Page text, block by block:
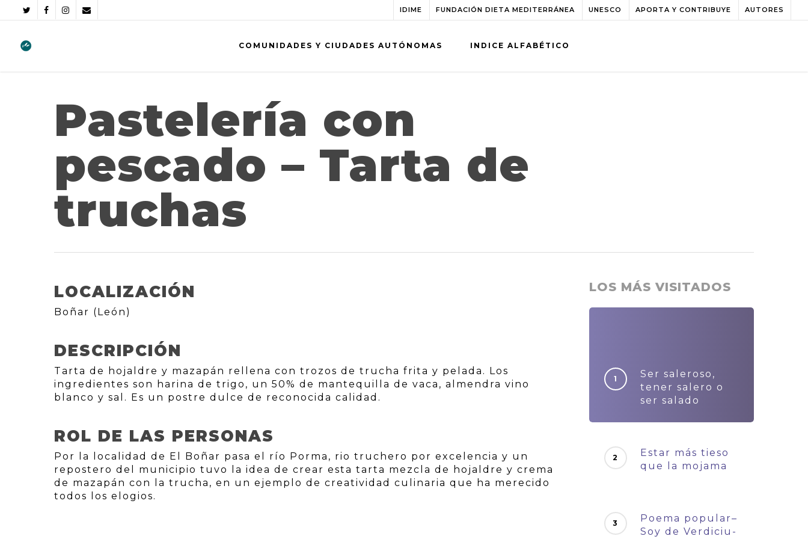
IDIME FUNDACIÓN DIETA MEDITERRÁNEA UNESCO APORTA Y CONTRIBUYE AUTORES
COMUNIDADES Y CIUDADES AUTÓNOMAS INDICE ALFABÉTICO
Pastelería con
pescado – Tarta de
truchas
LOCALIZACIÓN
Boñar (León)
DESCRIPCIÓN
Tarta de hojaldre y mazapán rellena con trozos de trucha frita y pelada. Los
ingredientes son harina de trigo, un 50% de mantequilla de vaca, almendra vino
blanco y sal. Es un postre dulce de reconocida calidad.
ROL DE LAS PERSONAS
Por la localidad de El Boñar pasa el río Porma, rio truchero por excelencia y un
repostero del municipio tuvo la idea de crear esta tarta mezcla de hojaldre y crema
de mazapán con la trucha, en un ejemplo de creatividad culinaria que ha merecido
todos los elogios.
LOS MÁS VISITADOS
Ser saleroso,
tener salero o
ser salado
Estar más tieso
que la mojama
Poema popular–
Soy de Verdiciu-